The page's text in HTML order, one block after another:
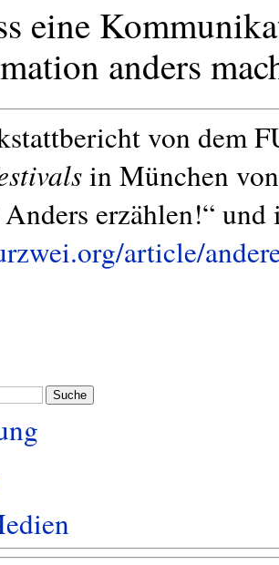
eine
anders
von dem
in München
erzählen!“ und
article/
Suche